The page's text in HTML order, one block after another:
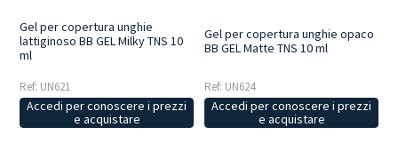
Gel per copertura unghie
lattiginoso BB GEL Milky TNS 10
ml
Ref: UN621
Accedi per conoscere i prezzi
e acquistare
Gel per copertura unghie opaco
BB GEL Matte TNS 10 ml
Ref: UN624
Accedi per conoscere i prezzi
e acquistare